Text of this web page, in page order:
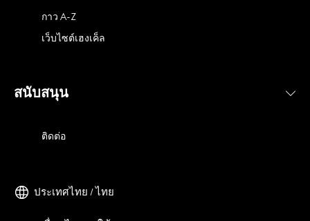
กาว A-Z
เว็บไซต์เฮงเค็ล
สนับสนุน
ติดต่อ
ประเทศไทย / ไทย